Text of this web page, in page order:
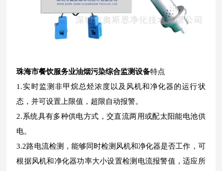
珠海市餐饮服务业油烟污染综合监测设备特点
1.实时监测非甲烷总烃浓度以及风机和净化器的运行状
态，并可设置上限值，超限自动报警。
2.系统具有多种供电方式，交直流两用或配太阳能电池供
电。
3.2路电流检测，能够同时检测风机和净化器是否工作，可
根据风机和净化器功率大小设置检测电流报警值，适应所